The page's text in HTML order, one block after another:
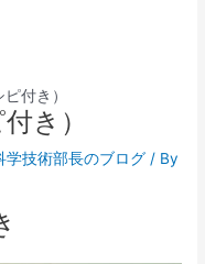
付き）
き）
学技術部長のブログ / By